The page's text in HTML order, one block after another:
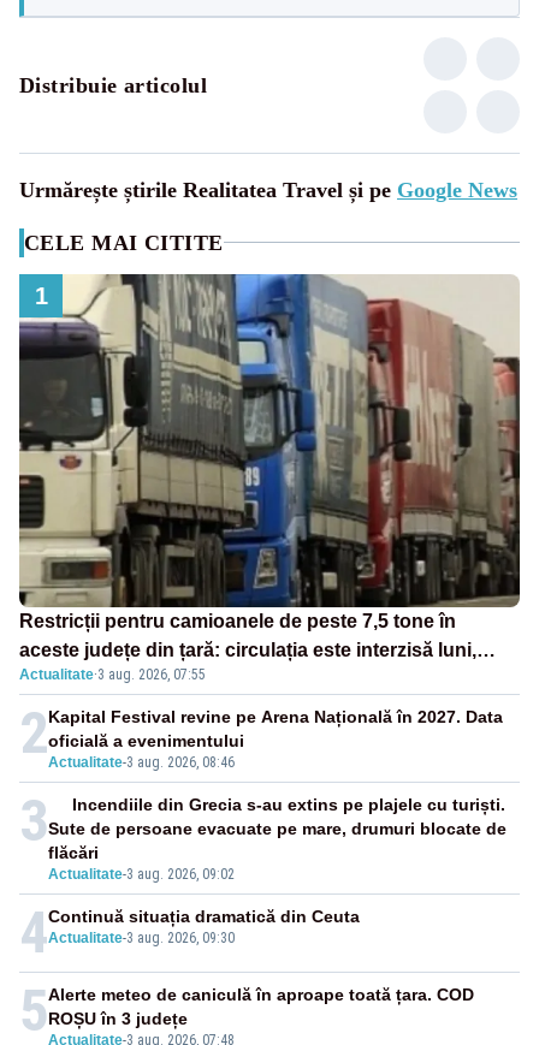
Distribuie articolul
Urmărește știrile Realitatea Travel și pe Google News
CELE MAI CITITE
1
Restricții pentru camioanele de peste 7,5 tone în
aceste județe din țară: circulația este interzisă luni,
între orele 12:00 și 20:00
Actualitate·3 aug. 2026, 07:55
2Actualitate-3 aug. 2026, 08:46
Kapital Festival revine pe Arena Națională în 2027. Data
oficială a evenimentului
3
Actualitate-3 aug. 2026, 09:02
Incendiile din Grecia s-au extins pe plajele cu turiști.
Sute de persoane evacuate pe mare, drumuri blocate de
flăcări
4Actualitate-3 aug. 2026, 09:30
Continuă situația dramatică din Ceuta
5Actualitate-3 aug. 2026, 07:48
Alerte meteo de caniculă în aproape toată țara. COD
ROȘU în 3 județe